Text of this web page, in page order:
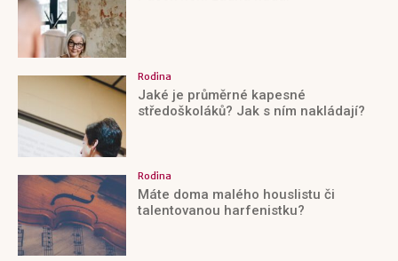
Rodina
Jaké je průměrné kapesné
středoškoláků? Jak s ním nakládají?
Rodina
Máte doma malého houslistu či
talentovanou harfenistku?